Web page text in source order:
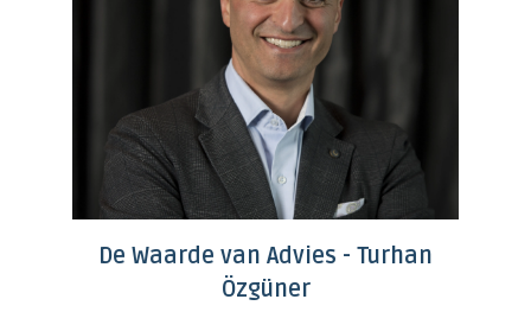
De Waarde van Advies - Turhan
Özgüner